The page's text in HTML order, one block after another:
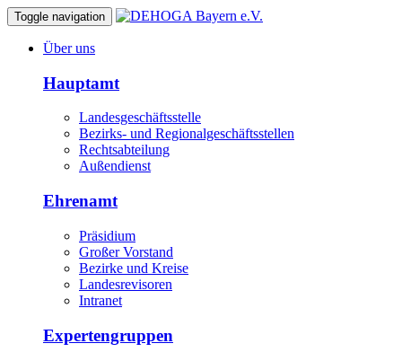
Toggle navigation
Über uns
Hauptamt
Landesgeschäftsstelle
Bezirks- und Regionalgeschäftsstellen
Rechtsabteilung
Außendienst
Ehrenamt
Präsidium
Großer Vorstand
Bezirke und Kreise
Landesrevisoren
Intranet
Expertengruppen